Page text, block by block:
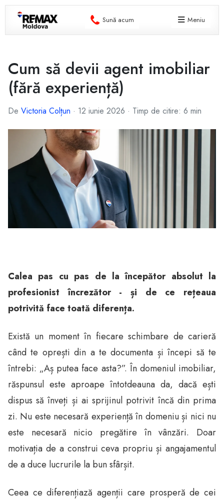
Sună acum Meniu
Cum să devii agent imobiliar
(fără experiență)
De Victoria Colțun · 12 iunie 2026 · Timp de citire: 6 min
Calea pas cu pas de la începător absolut la
profesionist încrezător - și de ce rețeaua
potrivită face toată diferența.
Există un moment în fiecare schimbare de carieră
când te oprești din a te documenta și începi să te
întrebi: „Aș putea face asta?”. În domeniul imobiliar,
răspunsul este aproape întotdeauna da, dacă ești
dispus să înveți și ai sprijinul potrivit încă din prima
zi. Nu este necesară experiență în domeniu și nici nu
este necesară nicio pregătire în vânzări. Doar
motivația de a construi ceva propriu și angajamentul
de a duce lucrurile la bun sfârșit.
Ceea ce diferențiază agenții care prosperă de cei